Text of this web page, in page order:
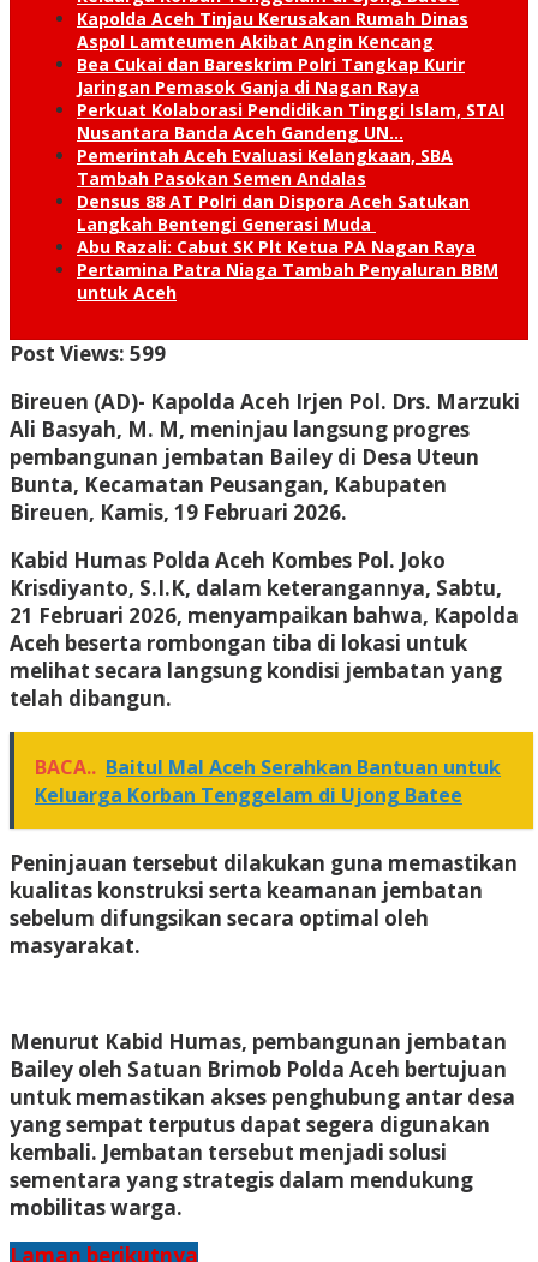
Kapolda Aceh Tinjau Kerusakan Rumah Dinas
Aspol Lamteumen Akibat Angin Kencang
Bea Cukai dan Bareskrim Polri Tangkap Kurir
Jaringan Pemasok Ganja di Nagan Raya
Perkuat Kolaborasi Pendidikan Tinggi Islam, STAI
Nusantara Banda Aceh Gandeng UN…
Pemerintah Aceh Evaluasi Kelangkaan, SBA
Tambah Pasokan Semen Andalas
Densus 88 AT Polri dan Dispora Aceh Satukan
Langkah Bentengi Generasi Muda
Abu Razali: Cabut SK Plt Ketua PA Nagan Raya
Pertamina Patra Niaga Tambah Penyaluran BBM
untuk Aceh
Post Views: 599
Bireuen (AD)- Kapolda Aceh Irjen Pol. Drs. Marzuki
Ali Basyah, M. M, meninjau langsung progres
pembangunan jembatan Bailey di Desa Uteun
Bunta, Kecamatan Peusangan, Kabupaten
Bireuen, Kamis, 19 Februari 2026.
Kabid Humas Polda Aceh Kombes Pol. Joko
Krisdiyanto, S.I.K, dalam keterangannya, Sabtu,
21 Februari 2026, menyampaikan bahwa, Kapolda
Aceh beserta rombongan tiba di lokasi untuk
melihat secara langsung kondisi jembatan yang
telah dibangun.
BACA.. Baitul Mal Aceh Serahkan Bantuan untuk
Keluarga Korban Tenggelam di Ujong Batee
Peninjauan tersebut dilakukan guna memastikan
kualitas konstruksi serta keamanan jembatan
sebelum difungsikan secara optimal oleh
masyarakat.
Menurut Kabid Humas, pembangunan jembatan
Bailey oleh Satuan Brimob Polda Aceh bertujuan
untuk memastikan akses penghubung antar desa
yang sempat terputus dapat segera digunakan
kembali. Jembatan tersebut menjadi solusi
sementara yang strategis dalam mendukung
mobilitas warga.
Laman berikutnya